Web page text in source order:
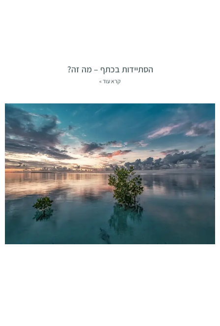
הסתיידות בכתף – מה זה?
קרא עוד »